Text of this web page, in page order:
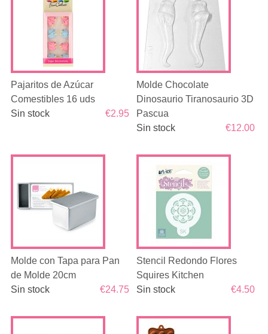
Pajaritos de Azúcar
Comestibles 16 uds
€2.95
Sin stock
Molde Chocolate
Dinosaurio Tiranosaurio 3D
Pascua
€12.00
Sin stock
Molde con Tapa para Pan
de Molde 20cm
€24.75
Sin stock
Stencil Redondo Flores
Squires Kitchen
€4.50
Sin stock